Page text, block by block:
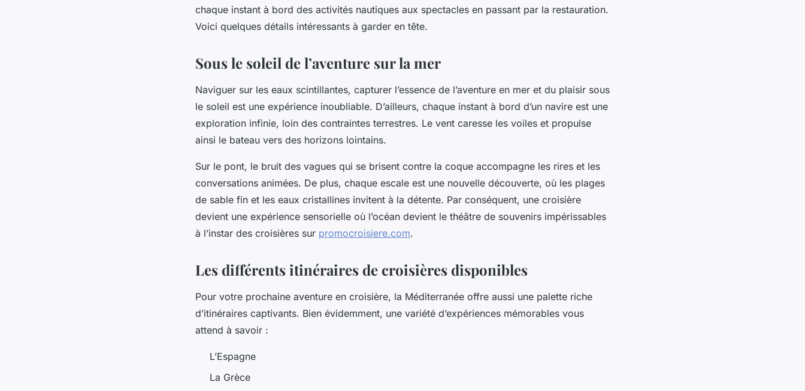
chaque instant à bord des activités nautiques aux spectacles en passant par la restauration.
Voici quelques détails intéressants à garder en tête.
Sous le soleil de l’aventure sur la mer
Naviguer sur les eaux scintillantes, capturer l’essence de l’aventure en mer et du plaisir sous
le soleil est une expérience inoubliable. D’ailleurs, chaque instant à bord d’un navire est une
exploration infinie, loin des contraintes terrestres. Le vent caresse les voiles et propulse
ainsi le bateau vers des horizons lointains.
Sur le pont, le bruit des vagues qui se brisent contre la coque accompagne les rires et les
conversations animées. De plus, chaque escale est une nouvelle découverte, où les plages
de sable fin et les eaux cristallines invitent à la détente. Par conséquent, une croisière
devient une expérience sensorielle où l’océan devient le théâtre de souvenirs impérissables
à l’instar des croisières sur promocroisiere.com.
Les différents itinéraires de croisières disponibles
Pour votre prochaine aventure en croisière, la Méditerranée offre aussi une palette riche
d’itinéraires captivants. Bien évidemment, une variété d’expériences mémorables vous
attend à savoir :
L’Espagne
La Grèce